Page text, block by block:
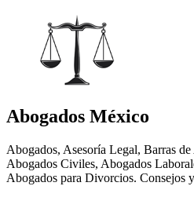
Abogados México
Abogados, Asesoría Legal, Barras
Abogados Civiles, Abogados
Abogados para Divorcios. Consejos